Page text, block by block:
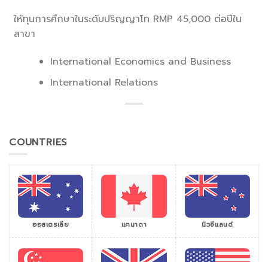
ให้ทุนการศึกษาในระดับปริญญาโท RMP 45,000 ต่อปีใน
สาขา
International Economics and Business
International Relations
COUNTRIES
ออสเตรเลีย แคนาดา นิวซีแลนด์